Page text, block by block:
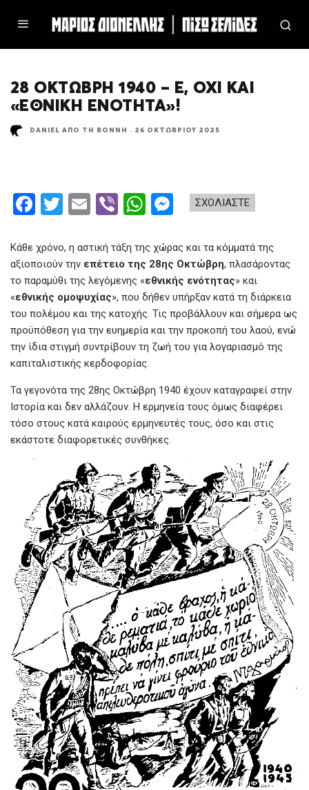
28 ΟΚΤΏΒΡΗ 1940 – Ε, ΌΧΙ ΚΑΙ
«ΕΘΝΙΚΉ ΕΝΌΤΗΤΑ»!
DANIEL ΑΠΌ ΤΗ ΒΌΝΝΗ · 26 ΟΚΤΩΒΡΊΟΥ 2025
ΣΧΟΛΙΑΣΤΕ
F
ce
b
o
o
k
T
tt
er
E
ail
Vi
er
W
at
s
A
p
p
se
n
g
er
Κάθε χρόνο, η αστική τάξη της χώρας και τα κόμματά της
αξιοποιούν την επέτειο της 28ης Οκτώβρη, πλασάροντας
το παραμύθι της λεγόμενης «εθνικής ενότητας» και
«εθνικής ομοψυχίας», που δήθεν υπήρξαν κατά τη διάρκεια
του πολέμου και της κατοχής. Τις προβάλλουν και σήμερα ως
προϋπόθεση για την ευημερία και την προκοπή του λαού, ενώ
την ίδια στιγμή συντρίβουν τη ζωή του για λογαριασμό της
καπιταλιστικής κερδοφορίας.
Τα γεγονότα της 28ης Οκτώβρη 1940 έχουν καταγραφεί στην
Ιστορία και δεν αλλάζουν. Η ερμηνεία τους όμως διαφέρει
τόσο στους κατά καιρούς ερμηνευτές τους, όσο και στις
εκάστοτε διαφορετικές συνθήκες.